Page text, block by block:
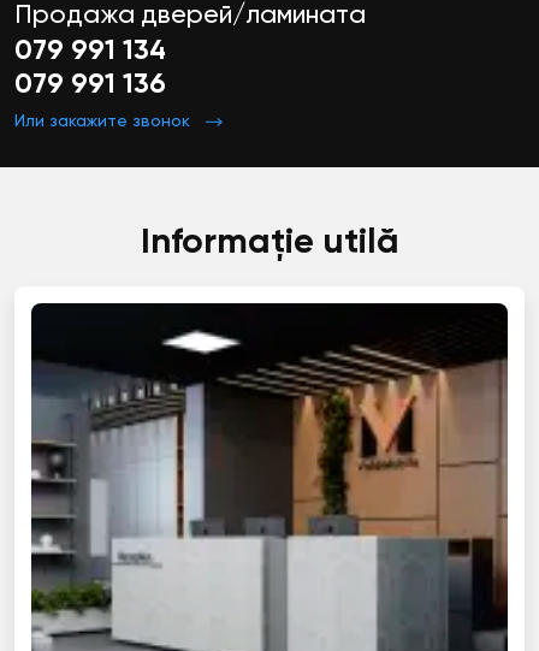
Продажа дверей/ламината
079 991 134
079 991 136
Или закажите звонок
Informație utilă